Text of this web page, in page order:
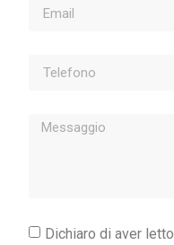
Dichiaro di aver letto